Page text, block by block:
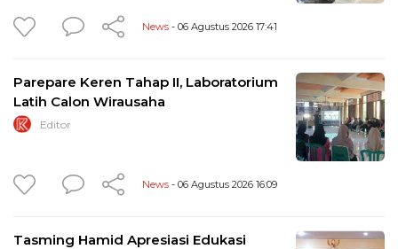
News - 06 Agustus 2026 17:41
Parepare Keren Tahap II, Laboratorium
Latih Calon Wirausaha
Editor
News - 06 Agustus 2026 16:09
Tasming Hamid Apresiasi Edukasi